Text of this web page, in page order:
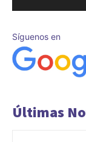
Síguenos en
Últimas